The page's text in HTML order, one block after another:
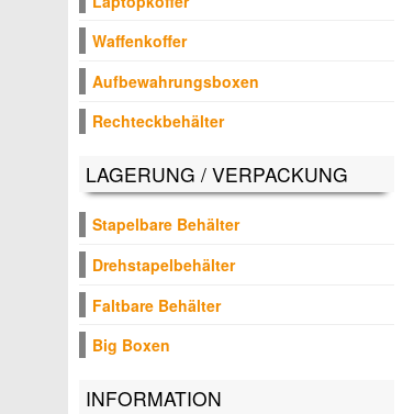
Waffenkoffer
Aufbewahrungsboxen
Rechteckbehälter
LAGERUNG / VERPACKUNG
Stapelbare Behälter
Drehstapelbehälter
Faltbare Behälter
Big Boxen
INFORMATION